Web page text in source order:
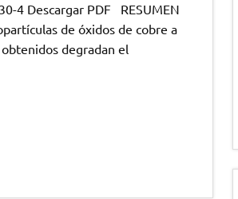
4 Descargar PDF RESUMEN
de óxidos de cobre a
degradan el